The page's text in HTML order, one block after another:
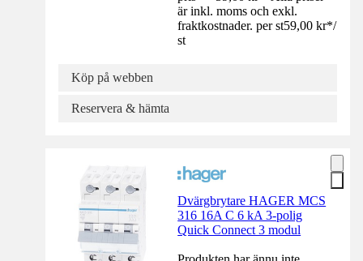
är inkl. moms och exkl.
fraktkostnader. per st59,00 kr*/
st
Köp på webben
Reservera & hämta
Dvärgbrytare HAGER MCS
316 16A C 6 kA 3-polig
Quick Connect 3 modul